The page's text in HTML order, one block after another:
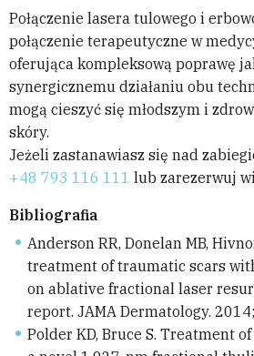
Połączenie lasera tulowego i
połączenie terapeutyczne w
oferująca kompleksową poprawę
synergicznemu działaniu obu
mogą cieszyć się młodszym i
skóry.
Jeżeli zastanawiasz się nad
+48 793 116 111 lub zarezerwuj
Bibliografia
Anderson RR, Donelan MB,
treatment of traumatic scars
on ablative fractional laser
report. JAMA Dermatology.
Polder KD, Bruce S. Treatment